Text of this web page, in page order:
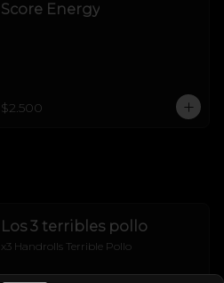
Score Energy
$2.500
Los 3 terribles pollo
x3 Handrolls Terrible Pollo